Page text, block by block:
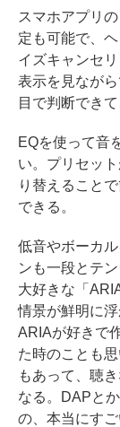
スマホアプリ
定も可能で、
イズキャンセ
表示を見なが
目で判断でき
EQを使って音
い。プリセッ
り替えること
できる。
低音やボーカ
ンも一段とテ
大好きな「
情景が鮮明に
ARIAが好きで
た時のことも
もあって、聴
なる。DAPと
の、本当にすご